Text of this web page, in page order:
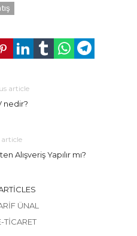
article
nedir?
article
Alışveriş Yapılır mı?
ÜNAL
TICARET